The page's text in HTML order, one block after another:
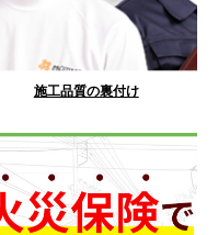
施工品質の裏付け